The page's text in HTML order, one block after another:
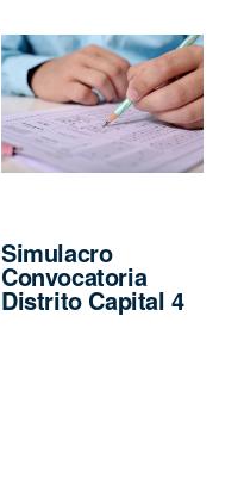
Simulacro
Convocatoria
Distrito Capital 4